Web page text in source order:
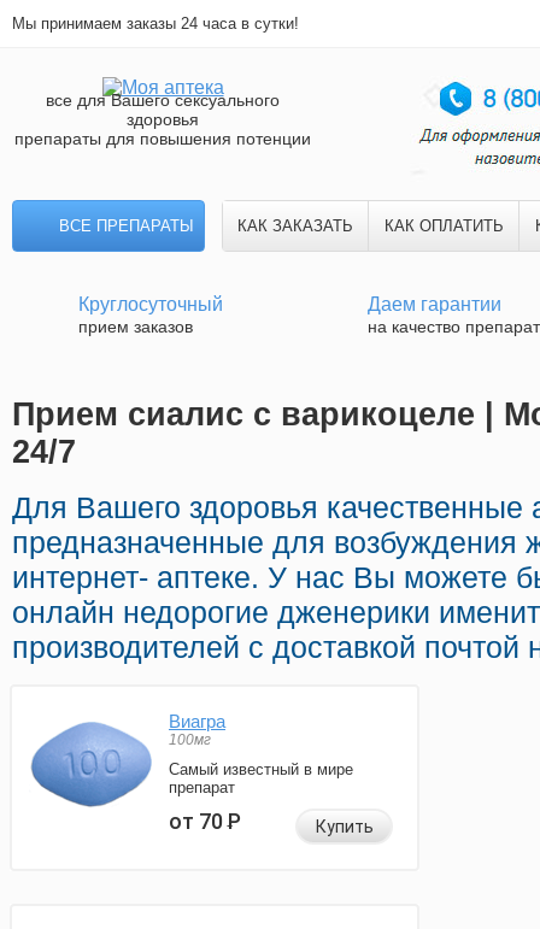
Мы принимаем заказы 24 часа в сутки!
все для Вашего сексуального
здоровья
препараты для повышения потенции
ВСЕ ПРЕПАРАТЫ КАК ЗАКАЗАТЬ КАК ОПЛАТИТЬ
Круглосуточный
прием заказов
Даем гарантии
на качество
Прием сиалис с варикоцеле |
24/7
Для Вашего здоровья качественные
предназначенные для
интернет- аптеке. У нас Вы можете
онлайн недорогие дженерики
производителей с доставкой
Виагра
100мг
Самый известный в мире
препарат
от 70Р Купить